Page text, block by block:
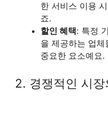
한 서비스 이용
죠.
할인 혜택: 특정
을 제공하는 업
중요한 요소예요.
2. 경쟁적인 시장